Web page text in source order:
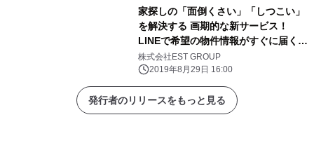
家探しの「面倒くさい」「しつこい」
を解決する 画期的な新サービス！
LINEで希望の物件情報がすぐに届く
「HOUSE」を9/2に正式リリース
株式会社EST GROUP
2019年8月29日 16:00
発行者のリリースをもっと見る